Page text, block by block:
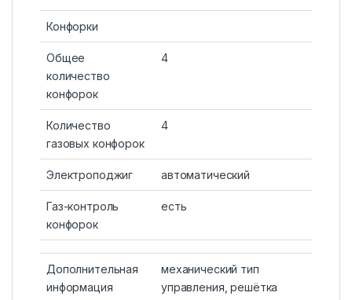
Конфорки
Общее
количество
конфорок
4
Количество
газовых конфорок
4
Электроподжиг автоматический
Газ-контроль
конфорок
есть
Дополнительная
информация
механический тип
управления, решётка